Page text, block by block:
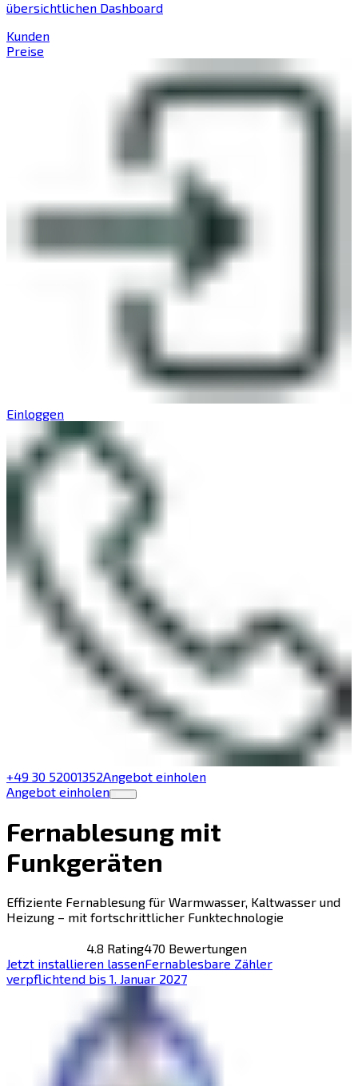
übersichtlichen Dashboard
Kunden
Preise
Einloggen
+49 30 52001352Angebot einholen
Angebot einholen
Fernablesung mit
Funkgeräten
Effiziente Fernablesung für Warmwasser, Kaltwasser und
Heizung – mit fortschrittlicher Funktechnologie
4.8 Rating470 Bewertungen
Jetzt installieren lassenFernablesbare Zähler
verpflichtend bis 1. Januar 2027